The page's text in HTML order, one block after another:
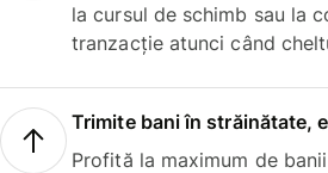
la cursul de schimb sau la
tranzacție atunci când
Trimite bani în străinătate,
Profită la maximum de